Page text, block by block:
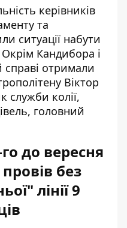
керівників
та
ситуації набути
Кандибора і
справі отримали
Віктор
служби колії,
головний
до вересня
без
лінії 9